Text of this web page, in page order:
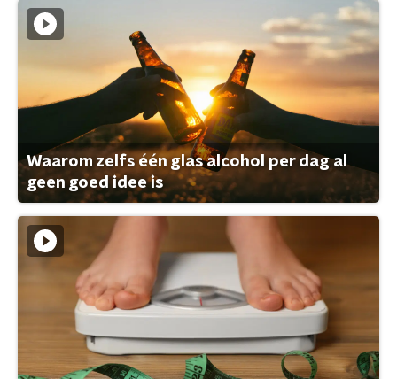
Waarom zelfs één glas alcohol per dag al
geen goed idee is